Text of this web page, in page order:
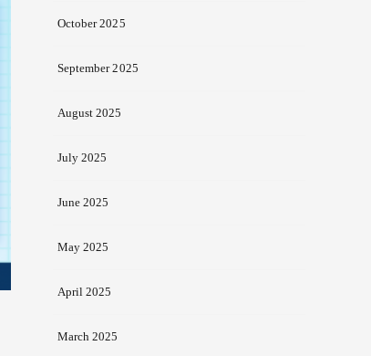
October 2025
September 2025
August 2025
July 2025
June 2025
May 2025
April 2025
March 2025